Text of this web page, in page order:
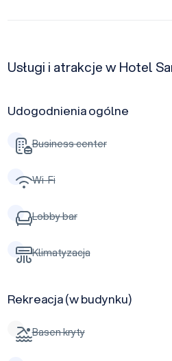
Usługi i atrakcje w Hotel
Udogodnienia ogólne
Business center
Wi-Fi
Lobby bar
Klimatyzacja
Rekreacja (w budynku)
Basen kryty